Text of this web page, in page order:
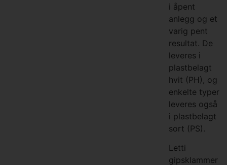
i åpent
anlegg og et
varig pent
resultat. De
leveres i
plastbelagt
hvit (PH), og
enkelte typer
leveres også
i plastbelagt
sort (PS).
Letti
gipsklammer